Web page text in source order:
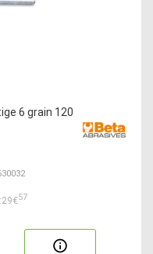
6 grain 120
57